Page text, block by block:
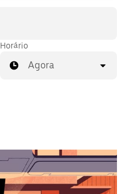
Horário
Agora